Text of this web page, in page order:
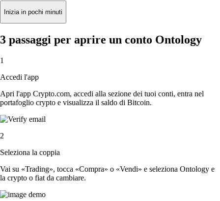
Inizia in pochi minuti
3 passaggi per aprire un conto Ontology
1
Accedi l'app
Apri l'app Crypto.com, accedi alla sezione dei tuoi conti, entra nel
portafoglio crypto e visualizza il saldo di Bitcoin.
2
Seleziona la coppia
Vai su «Trading», tocca «Compra» o «Vendi» e seleziona Ontology e
la crypto o fiat da cambiare.